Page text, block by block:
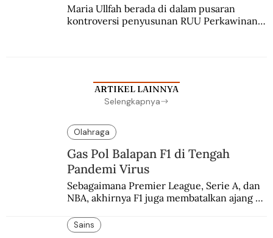
Maria Ullfah berada di dalam pusaran
kontroversi penyusunan RUU Perkawinan.
ARTIKEL LAINNYA
Selengkapnya
Olahraga
Gas Pol Balapan F1 di Tengah
Pandemi Virus
Sebagaimana Premier League, Serie A, dan
NBA, akhirnya F1 juga membatalkan ajang
enam dekade lampau.
Sains